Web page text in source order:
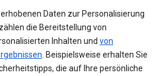
Daten zur Personalisierung
die Bereitstellung von
Inhalten und von
. Beispielsweise erhalten Sie
die auf Ihre persönliche